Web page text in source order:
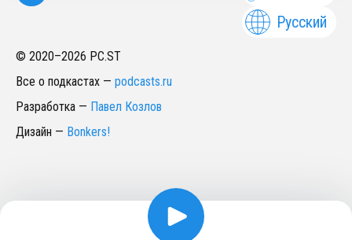
Русский
© 2020–2026 PC.ST
Все о подкастах — podcasts.ru
Разработка — Павел Козлов
Дизайн — Bonkers!